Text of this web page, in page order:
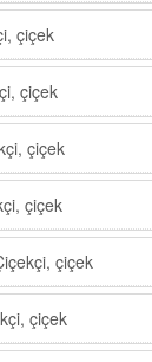
çiçek
çiçek
çiçek
çiçek
çiçek
çiçek